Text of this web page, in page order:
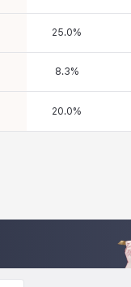
25.0%
8.3%
20.0%